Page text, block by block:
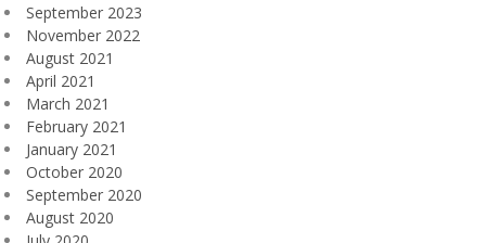
September 2023
November 2022
August 2021
April 2021
March 2021
February 2021
January 2021
October 2020
September 2020
August 2020